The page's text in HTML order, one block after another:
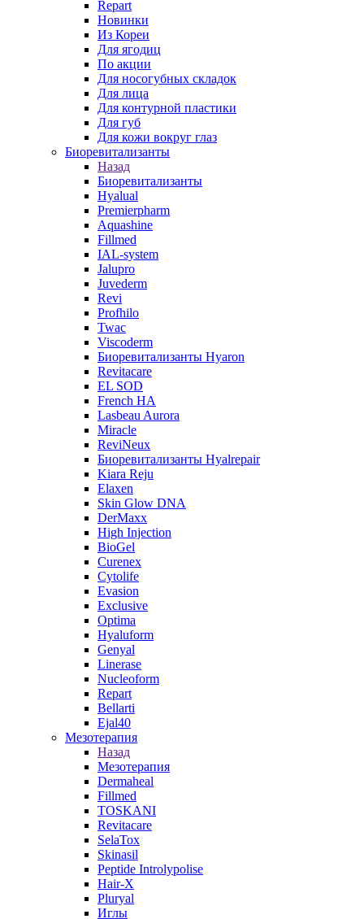
Repart
Новинки
Из Кореи
Для ягодиц
По акции
Для носогубных складок
Для лица
Для контурной пластики
Для губ
Для кожи вокруг глаз
Биоревитализанты
Назад
Биоревитализанты
Hyalual
Premierpharm
Aquashine
Fillmed
IAL-system
Jalupro
Juvederm
Revi
Profhilo
Twac
Viscoderm
Биоревитализанты Hyaron
Revitacare
EL SOD
French HA
Lasbeau Aurora
Miracle
ReviNeux
Биоревитализанты Hyalrepair
Kiara Reju
Elaxen
Skin Glow DNA
DerMaxx
High Injection
BioGel
Curenex
Cytolife
Evasion
Exclusive
Optima
Hyaluform
Genyal
Linerase
Nucleoform
Repart
Bellarti
Ejal40
Мезотерапия
Назад
Мезотерапия
Dermaheal
Fillmed
TOSKANI
Revitacare
SelaTox
Skinasil
Peptide Introlypolise
Hair-X
Pluryal
Иглы